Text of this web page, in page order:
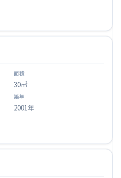
30㎡
2001年